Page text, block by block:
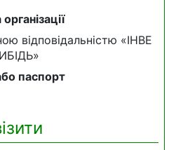
відповідальністю «ІНВЕ
паспорт